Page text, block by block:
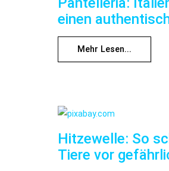
einen
Mehr Lesen...
Hitzewelle: So
Tiere vor